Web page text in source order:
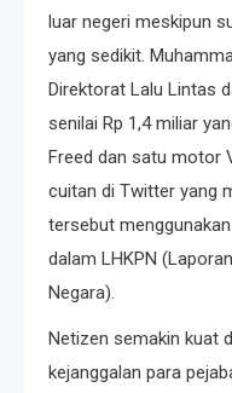
luar negeri meskipun
yang sedikit.
Direktorat Lalu Lintas
senilai Rp 1,4 miliar
Freed dan satu motor
cuitan di Twitter yang
tersebut
dalam LHKPN
Negara).
Netizen semakin kuat
kejanggalan para